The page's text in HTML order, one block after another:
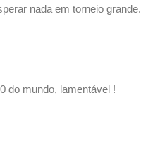
nada em torneio grande.
do mundo, lamentável !